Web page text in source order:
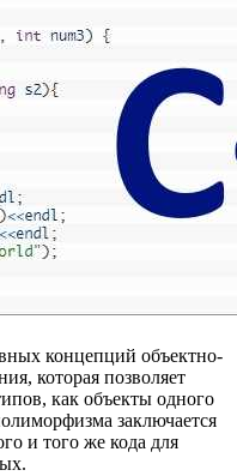
концепций объектно-
которая позволяет
как объекты одного
заключается
и того же кода для